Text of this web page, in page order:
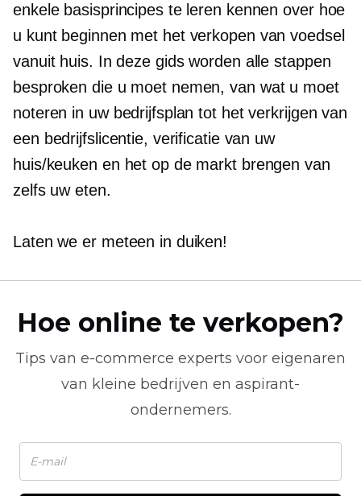
enkele basisprincipes te leren kennen over hoe
u kunt beginnen met het verkopen van voedsel
vanuit huis. In deze gids worden alle stappen
besproken die u moet nemen, van wat u moet
noteren in uw bedrijfsplan tot het verkrijgen van
een bedrijfslicentie, verificatie van uw
huis/keuken en het op de markt brengen van
zelfs uw eten.
Laten we er meteen in duiken!
Hoe online te verkopen?
Tips van e-commerce experts voor eigenaren
van kleine bedrijven en aspirant-
ondernemers.